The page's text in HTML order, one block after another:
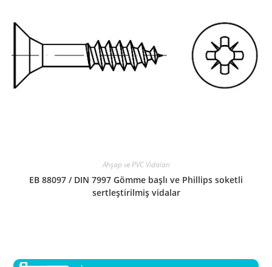
Ahşap ve PVC Vidaları
EB 88097 / DIN 7997 Gömme başlı ve Phillips soketli
sertleştirilmiş vidalar